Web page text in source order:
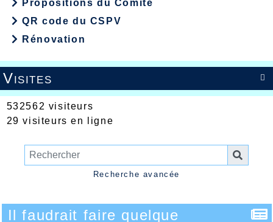
Propositions du Comité
QR code du CSPV
Rénovation

Visites
532562 visiteurs
29 visiteurs en ligne
Recherche avancée
Il faudrait faire quelque